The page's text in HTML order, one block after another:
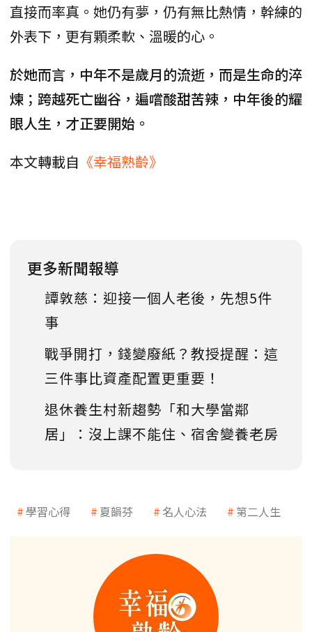
直接而率真。她仍有夢，仍有無比熱情，幹練的
外表下，更有顆柔軟、溫暖的心。
於她而言，中年不是歲月的流逝，而是生命的淬
煉；跨越死亡幽谷，遍嚐酸甜苦辣，中年後的耀
眼人生，才正要開始。
本文轉載自 《幸福熟齡》
更多新聞報導
譚敦慈：迎接一個人老後，先想5件
事
戰爭開打，錢變廢紙？教授提醒：這
三件事比資產配置更重要！
退休養生村新趨勢「和大學當鄰
居」：沒上課不能住、宿舍變養老房
學習心得 夏韻芬 名人心法 第二人生